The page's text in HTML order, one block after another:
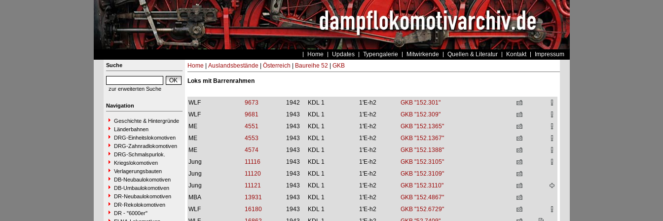
Home Updates Typengalerie Mitwirkende Quellen & Literatur Kontakt Impressum
Suche
zur erweiterten Suche
Navigation
Geschichte & Hintergründe
Länderbahnen
DRG-Einheitslokomotiven
DRG-Zahnradlokomotiven
DRG-Schmalspurlok.
Kriegslokomotiven
Verlagerungsbauten
DB-Neubaulokomotiven
DB-Umbaulokomotiven
DR-Neubaulokomotiven
DR-Rekolokomotiven
DR - "6000er"
Home Auslandsbestände Österreich Baureihe 52 GKB
Loks mit Barrenrahmen
WLF 9673 1942 KDL 1 1'E-h2
GKB "152.301"
WLF
9681 1943 KDL 1 1'E-h2
GKB "152.309"
ME
4551 1943 KDL 1 1'E-h2
GKB "152.1365"
ME
4553 1943 KDL 1 1'E-h2
GKB "152.1367"
ME
4574 1943 KDL 1 1'E-h2
GKB "152.1388"
Jung
11116 1943 KDL 1 1'E-h2
GKB "152.3105"
Jung
11120 1943 KDL 1 1'E-h2
GKB "152.3109"
Jung
11121 1943 KDL 1 1'E-h2
GKB "152.3110"
MBA
13931 1943 KDL 1 1'E-h2
GKB "152.4867"
WLF
16180 1943 KDL 1 1'E-h2
GKB "152.6729"